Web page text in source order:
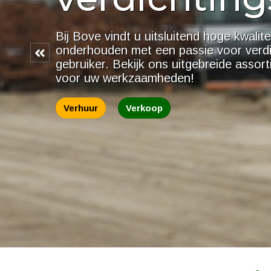
Bij Bove vindt u uitsluitend hoge
onderhouden met een passie voor
gebruiker. Bekijk ons uitgebreide
voor uw werkzaamheden!
Verhuur Verkoop
Bove houdt zich naast verhuur ook
Hierdoor is er een hoog verloop in
huurvloot vernieuwen en altijd
Verkoop Verhuur